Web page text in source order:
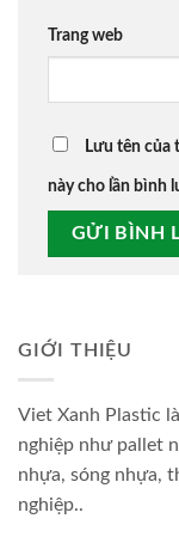
Trang web
Lưu tên của
này cho lần bình
GIỚI THIỆU
Viet Xanh Plastic
nghiệp như pallet
nhựa, sóng nhựa,
nghiệp..